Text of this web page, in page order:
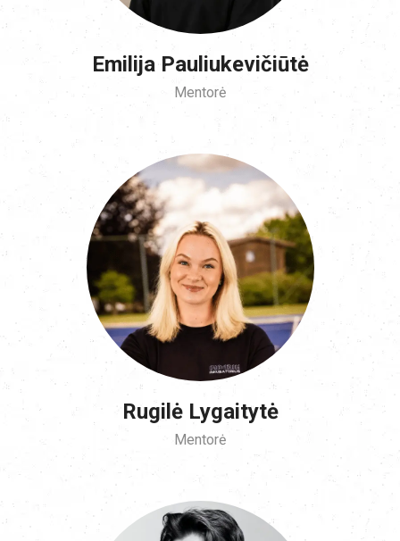
Emilija Pauliukevičiūtė
Mentorė
Rugilė Lygaitytė
Mentorė